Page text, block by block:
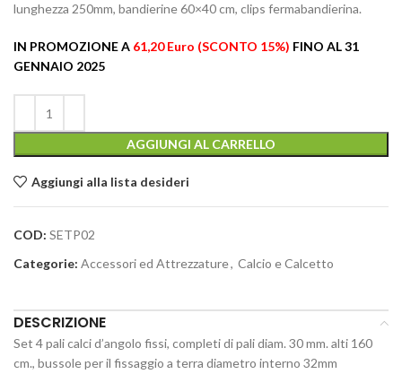
lunghezza 250mm, bandierine 60×40 cm, clips fermabandierina.
IN PROMOZIONE A 61,20 Euro (SCONTO 15%) FINO AL 31
GENNAIO 2025
AGGIUNGI AL CARRELLO
Aggiungi alla lista desideri
COD: SETP02
Categorie: Accessori ed Attrezzature, Calcio e Calcetto
DESCRIZIONE
Set 4 pali calci d’angolo fissi, completi di pali diam. 30 mm. alti 160
cm., bussole per il fissaggio a terra diametro interno 32mm